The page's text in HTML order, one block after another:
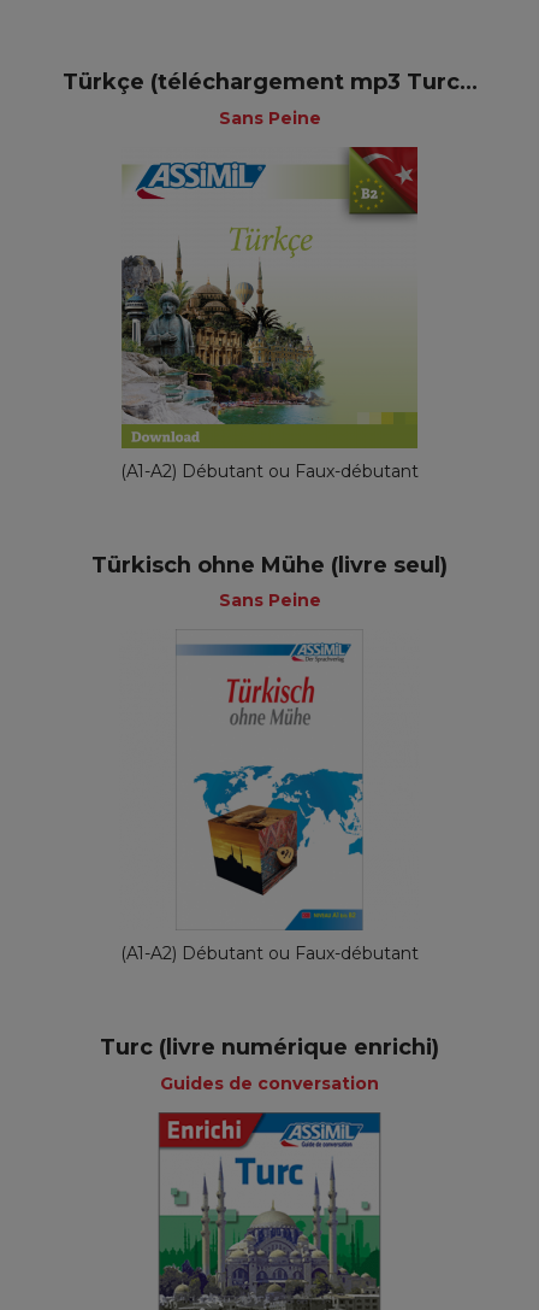
Türkçe (téléchargement mp3 Turc...
Sans Peine
(A1-A2) Débutant ou Faux-débutant
Türkisch ohne Mühe (livre seul)
Sans Peine
(A1-A2) Débutant ou Faux-débutant
Turc (livre numérique enrichi)
Guides de conversation